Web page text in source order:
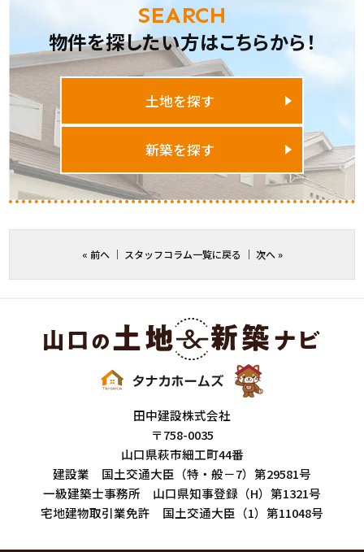
SEARCH
物件を探したい方はこちらから！
土地を探す
新築を探す
« 前へ｜ スタッフコラム一覧に戻る ｜ 次へ»
田中建設株式会社
〒758-0035
山口県萩市細工町44番
建設業 国土交通大臣（特・般－7）第29581号
一級建築士事務所 山口県知事登録（H）第1321号
宅地建物取引業免許 国土交通大臣（1）第11048号